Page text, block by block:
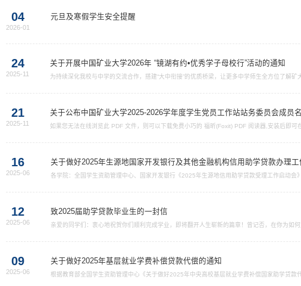
04
2026-01
元旦及寒假学生安全提醒
24
2025-11
关于开展中国矿业大学2026年 “镜湖有约•优秀学子母校行”活动的通知
为持续深化我校与中学的交流合作，搭建“大中衔接”的优质桥梁，让更多中学师生全方位了解
21
2025-11
关于公布中国矿业大学2025-2026学年度学生党员工作站站务委员会成员
如果您无法在线浏览此 PDF 文件，则可以下载免费小巧的 福昕(Foxit) PDF 阅读器,安装后即
16
2025-06
关于做好2025年生源地国家开发银行及其他金融机构信用助学贷款办理工
各学院：全国学生资助管理中心、国家开发银行《2025年生源地信用助学贷款受理工作启动会
12
2025-06
致2025届助学贷款毕业生的一封信
亲爱的同学们：衷心地祝贺你们顺利完成学业，即将翻开人生崭新的篇章！曾记否，在你为如
09
2025-06
关于做好2025年基层就业学费补偿贷款代偿的通知
根据教育部全国学生资助管理中心《关于做好2025年中央高校基层就业学费补偿国家助学贷款